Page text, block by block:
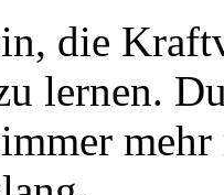
die
lernen.